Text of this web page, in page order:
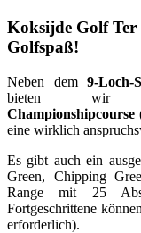
Koksijde Golf Ter
Golfspaß!
Neben dem9-Loch-
bieten wir
Championshipcourse
eine wirklich
Es gibt auch ein
Green, Chipping
Range mit 25
Fortgeschrittene
erforderlich).